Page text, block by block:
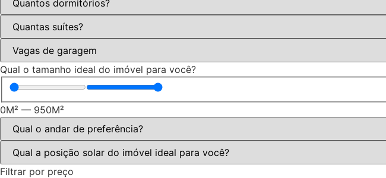
Qual o tamanho ideal do imóvel para você?
0M² — 950M²
Filtrar por preço